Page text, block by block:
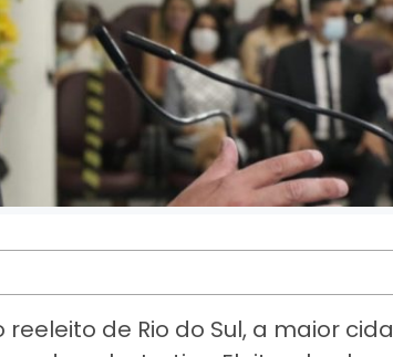
reeleito de Rio do Sul, a maior